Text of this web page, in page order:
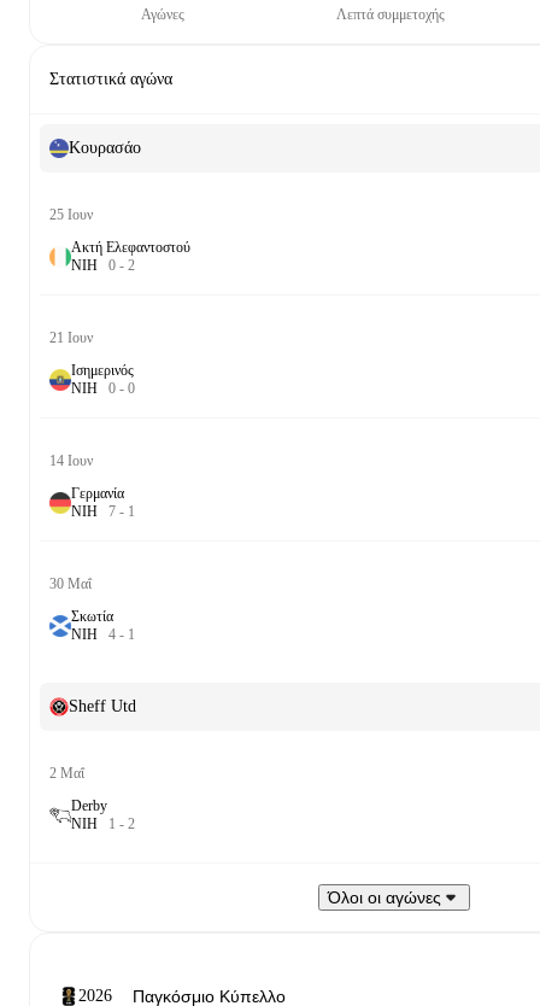
Αγώνες Λεπτά συμμετοχής
Στατιστικά αγώνα
Κουρασάο
25 Ιουν
Ακτή Ελεφαντοστού
ΝΙΗ 0 - 2
21 Ιουν
Ισημερινός
ΝΙΗ 0 - 0
14 Ιουν
Γερμανία
ΝΙΗ 7 - 1
30 Μαΐ
Σκωτία
ΝΙΗ 4 - 1
Sheff Utd
2 Μαΐ
Derby
ΝΙΗ 1 - 2
Όλοι οι αγώνες
2026